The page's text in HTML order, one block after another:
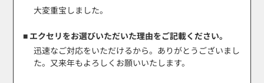
大変重宝しました。
■ エクセリをお選びいただいた理由をご記載ください。
迅速なご対応をいただけるから。ありがとうございまし
た。又来年もよろしくお願いいたします。